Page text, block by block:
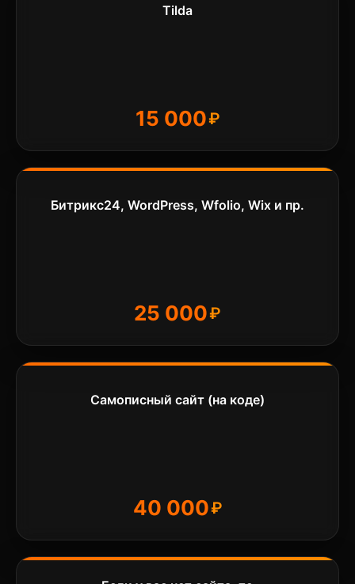
Tilda
15 000
Битрикс24, WordPress, Wfolio, Wix и пр.
25 000
Самописный сайт (на коде)
40 000